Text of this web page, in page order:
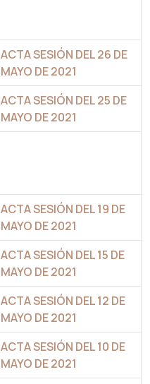
ACTA SESIÓN DEL 26 DE
MAYO DE 2021
ACTA SESIÓN DEL 25 DE
MAYO DE 2021
ACTA SESIÓN DEL 19 DE
MAYO DE 2021
ACTA SESIÓN DEL 15 DE
MAYO DE 2021
ACTA SESIÓN DEL 12 DE
MAYO DE 2021
ACTA SESIÓN DEL 10 DE
MAYO DE 2021